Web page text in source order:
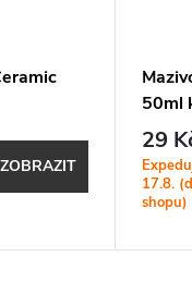
ZOBRAZIT
50ml
29
17.8.
shopu)